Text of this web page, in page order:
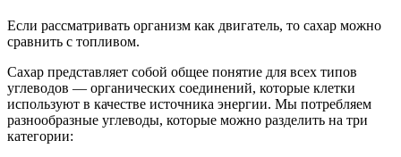
Если рассматривать организм как двигатель, то сахар можно
сравнить с топливом.
Сахар представляет собой общее понятие для всех типов
углеводов — органических соединений, которые клетки
используют в качестве источника энергии. Мы потребляем
разнообразные углеводы, которые можно разделить на три
категории: